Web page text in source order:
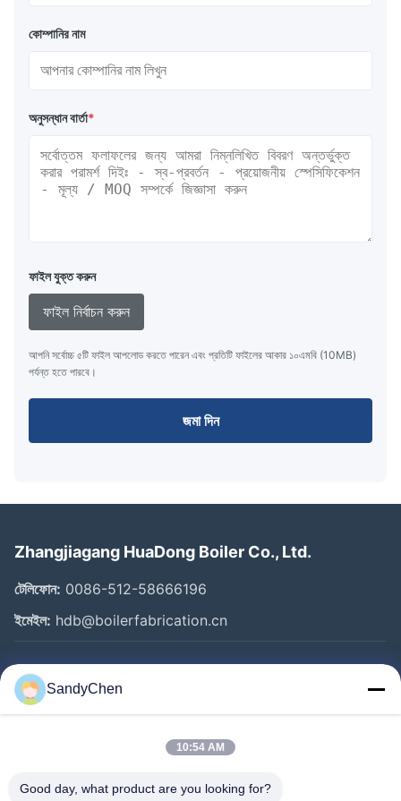
কোম্পানির নাম
অনুসন্ধান বার্তা*
ফাইল যুক্ত করুন
ফাইল নির্বাচন করুন
আপনি সর্বোচ্চ ৫টি ফাইল আপলোড করতে পারেন এবং প্রতিটি ফাইলের আকার ১০এমবি (10MB)
পর্যন্ত হতে পারবে।
জমা দিন
Zhangjiagang HuaDong Boiler Co., Ltd.
টেলিফোন: 0086-512-58666196
ইমেইল: hdb@boilerfabrication.cn
গুরুত্বপূর্ণ সংযোগ
বাড়ি
ভিডিও
SandyChen
10:54 AM
Good day, what product are you looking for?